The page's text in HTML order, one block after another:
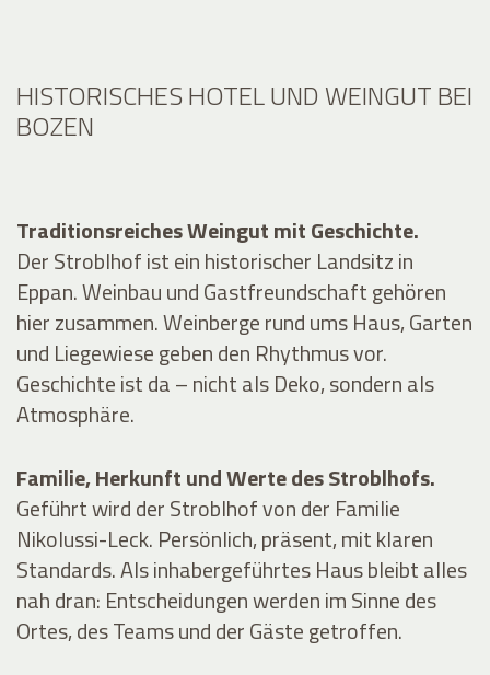
HISTORISCHES HOTEL UND WEINGUT BEI
BOZEN
Traditionsreiches Weingut mit Geschichte.
Der Stroblhof ist ein historischer Landsitz in
Eppan. Weinbau und Gastfreundschaft gehören
hier zusammen. Weinberge rund ums Haus, Garten
und Liegewiese geben den Rhythmus vor.
Geschichte ist da – nicht als Deko, sondern als
Atmosphäre.
Familie, Herkunft und Werte des Stroblhofs.
Geführt wird der Stroblhof von der Familie
Nikolussi-Leck. Persönlich, präsent, mit klaren
Standards. Als inhabergeführtes Haus bleibt alles
nah dran: Entscheidungen werden im Sinne des
Ortes, des Teams und der Gäste getroffen.